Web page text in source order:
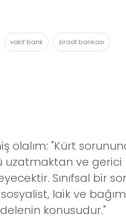
vakıf bank ziraat bankası
olalım: "Kürt
ve gerici
Sınıfsal bir
laik ve
konusudur."